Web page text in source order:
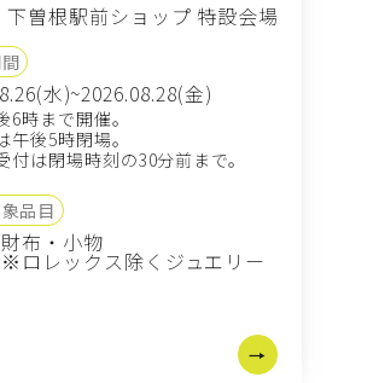
下曽根駅前ショップ 特設会場
水)~2026.08.28(金)
6時まで開催。
午後5時閉場。
は閉場時刻の30分前まで。
品目
財布・小物
ロレックス除く ジュエリー